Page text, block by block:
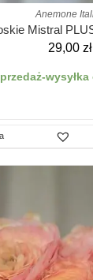
Anemone
Mistral
29,00 zł